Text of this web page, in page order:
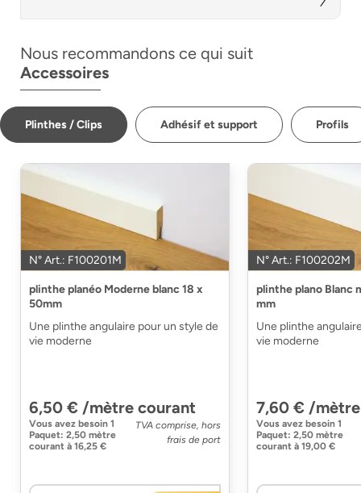
Nous recommandons ce qui suit
Accessoires
Plinthes / Clips Adhésif et support Profils
N° Art.: F100201M
plinthe planéo Moderne blanc 18 x
50mm
Une plinthe angulaire pour un style de
vie moderne
6,50 € /mètre courant
Vous avez besoin 1
Paquet: 2,50 mètre
courant à 16,25 €
TVA comprise, hors
frais de port
N° Art.: F100202M
plinthe plano Blanc
mm
Une plinthe
vie moderne
7,60 € /
Vous avez besoin 1
Paquet: 2,50 mètre
courant à 19,00 €